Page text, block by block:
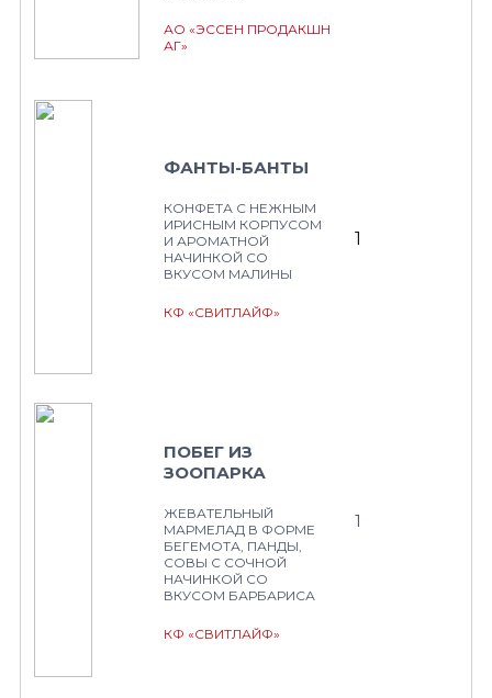
АО «ЭССЕН ПРОДАКШН
АГ»
ФАНТЫ-БАНТЫ
КОНФЕТА С НЕЖНЫМ
ИРИСНЫМ КОРПУСОМ
И АРОМАТНОЙ
НАЧИНКОЙ СО
ВКУСОМ МАЛИНЫ
КФ «СВИТЛАЙФ»
1
ПОБЕГ ИЗ
ЗООПАРКА
ЖЕВАТЕЛЬНЫЙ
МАРМЕЛАД В ФОРМЕ
БЕГЕМОТА, ПАНДЫ,
СОВЫ С СОЧНОЙ
НАЧИНКОЙ СО
ВКУСОМ БАРБАРИСА
КФ «СВИТЛАЙФ»
1